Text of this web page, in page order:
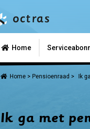
Home
Home > Pensioenraad > Ik
Ik ga met